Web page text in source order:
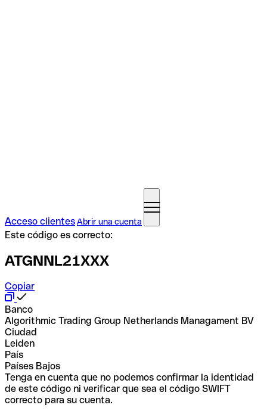
Acceso clientesAbrir una cuenta
Este código es correcto:
ATGNNL21XXX
Copiar
Banco
Algorithmic Trading Group Netherlands Managament BV
Ciudad
Leiden
País
Países Bajos
Tenga en cuenta que no podemos confirmar la identidad
de este código ni verificar que sea el código SWIFT
correcto para su cuenta.